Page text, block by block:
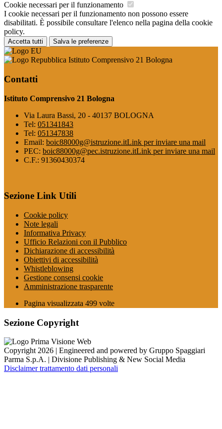
Cookie necessari per il funzionamento
I cookie necessari per il funzionamento non possono essere
disabilitati. È possibile consultare l'elenco nella pagina della cookie
policy.
Accetta tutti Salva le preferenze
Istituto Comprensivo 21 Bologna
Contatti
Istituto Comprensivo 21 Bologna
Via Laura Bassi, 20 - 40137 BOLOGNA
Tel: 051341843
Tel: 051347838
Email: boic88000g@istruzione.itLink per inviare una mail
PEC: boic88000g@pec.istruzione.itLink per inviare una mail
C.F.: 91360430374
Sezione Link Utili
Cookie policy
Note legali
Informativa Privacy
Ufficio Relazioni con il Pubblico
Dichiarazione di accessibilità
Obiettivi di accessibilità
Whistleblowing
Gestione consensi cookie
Amministrazione trasparente
Pagina visualizzata 499 volte
Sezione Copyright
Copyright 2026 | Engineered and powered by Gruppo Spaggiari
Parma S.p.A. | Divisione Publishing & New Social Media
Disclaimer trattamento dati personali